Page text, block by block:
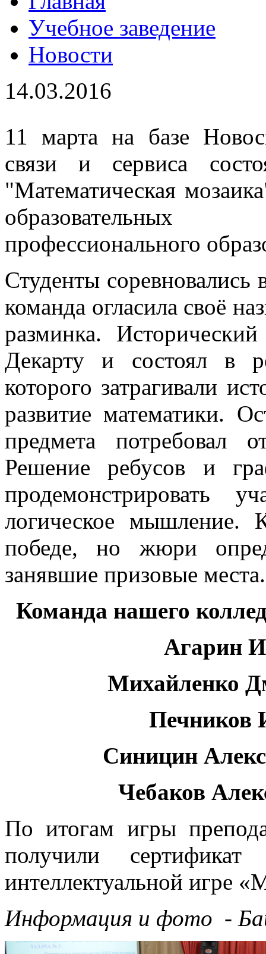
Учебное заведение
Новости
14.03.2016
11 марта на базе
связи и сервиса
"Математическая
профессионального
Студенты
команда огласила своё
разминка.
Декарту и состоял в
которого затрагивали
развитие математики.
предмета потребовал
Решение ребусов и
продемонстрировать
логическое мышление.
победе, но жюри
занявшие призовые места.
Команда нашего
Агарин
Михайленко
Печников
Синицин
Чебаков
По итогам игры
получили
интеллектуальной игре
Информация и фото -